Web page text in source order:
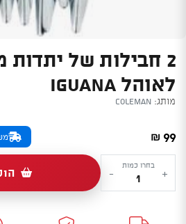
2 חבילות של
לאוהל IGUANA
מותג: Coleman
₪ 99
+
כמות
של
חבילות
בחרו כמות
-